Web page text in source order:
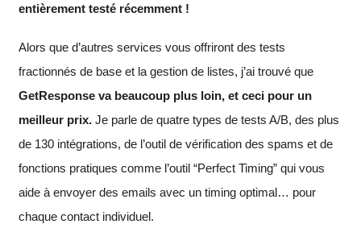
entièrement testé récemment !
Alors que d’autres services vous offriront des tests
fractionnés de base et la gestion de listes, j’ai trouvé que
GetResponse va beaucoup plus loin, et ceci pour un
meilleur prix. Je parle de quatre types de tests A/B, des plus
de 130 intégrations, de l’outil de vérification des spams et de
fonctions pratiques comme l’outil “Perfect Timing” qui vous
aide à envoyer des emails avec un timing optimal… pour
chaque contact individuel.